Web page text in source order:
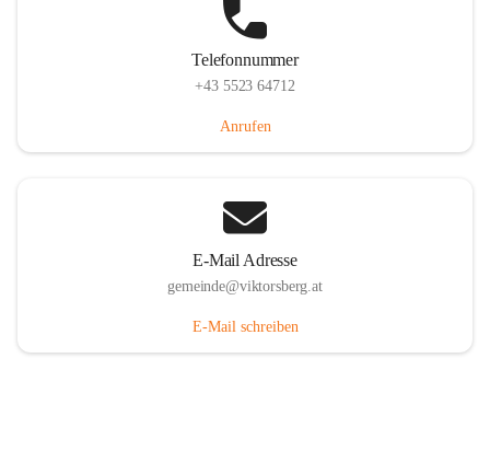
Telefonnummer
+43 5523 64712
Anrufen
E-Mail Adresse
gemeinde@viktorsberg.at
E-Mail schreiben